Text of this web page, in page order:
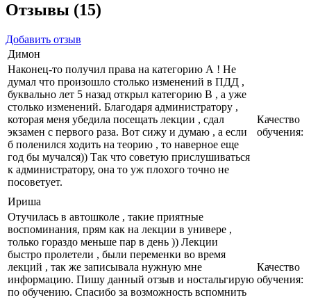
Отзывы (15)
Добавить отзыв
Димон
Наконец-то получил права на категорию А ! Не
думал что произошло столько изменений в ПДД ,
буквально лет 5 назад открыл категорию В , а уже
столько изменений. Благодаря администратору ,
которая меня убедила посещать лекции , сдал
экзамен с первого раза. Вот сижу и думаю , а если
б поленился ходить на теорию , то наверное еще
год бы мучался)) Так что советую прислушиваться
к администратору, она то уж плохого точно не
посоветует.
Качество
обучения:
Ириша
Отучилась в автошколе , такие приятные
воспоминания, прям как на лекции в универе ,
только гораздо меньше пар в день )) Лекции
быстро пролетели , были переменки во время
лекций , так же записывала нужную мне
информацию. Пишу данный отзыв и ностальгирую
по обучению. Спасибо за возможность вспомнить
Качество
обучения: